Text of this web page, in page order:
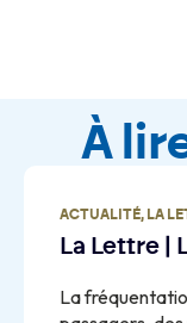
À
ACTUALITÉ, LA
La Lettre |
La